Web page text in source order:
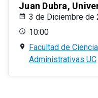
Juan Dubra,
3 de Diciembre de
10:00
Facultad de
Administrativas UC